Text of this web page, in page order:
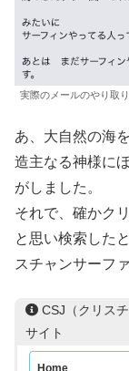
実際のメールのやり取り
あ、大自然の海
造主なる神様に
がしました。
それで、確かク
と思い検索した
スチャンサーフ
CSJ（クリス
サイト